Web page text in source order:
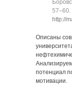
57‒60.
http://
Описаны
потенциал
мотивации.